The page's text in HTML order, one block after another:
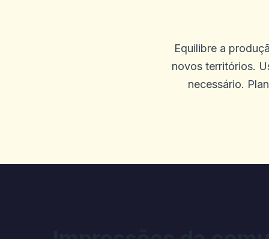
Equilibre a
novos territórios.
necessário.